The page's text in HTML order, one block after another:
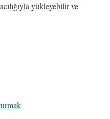
yükleyebilir ve